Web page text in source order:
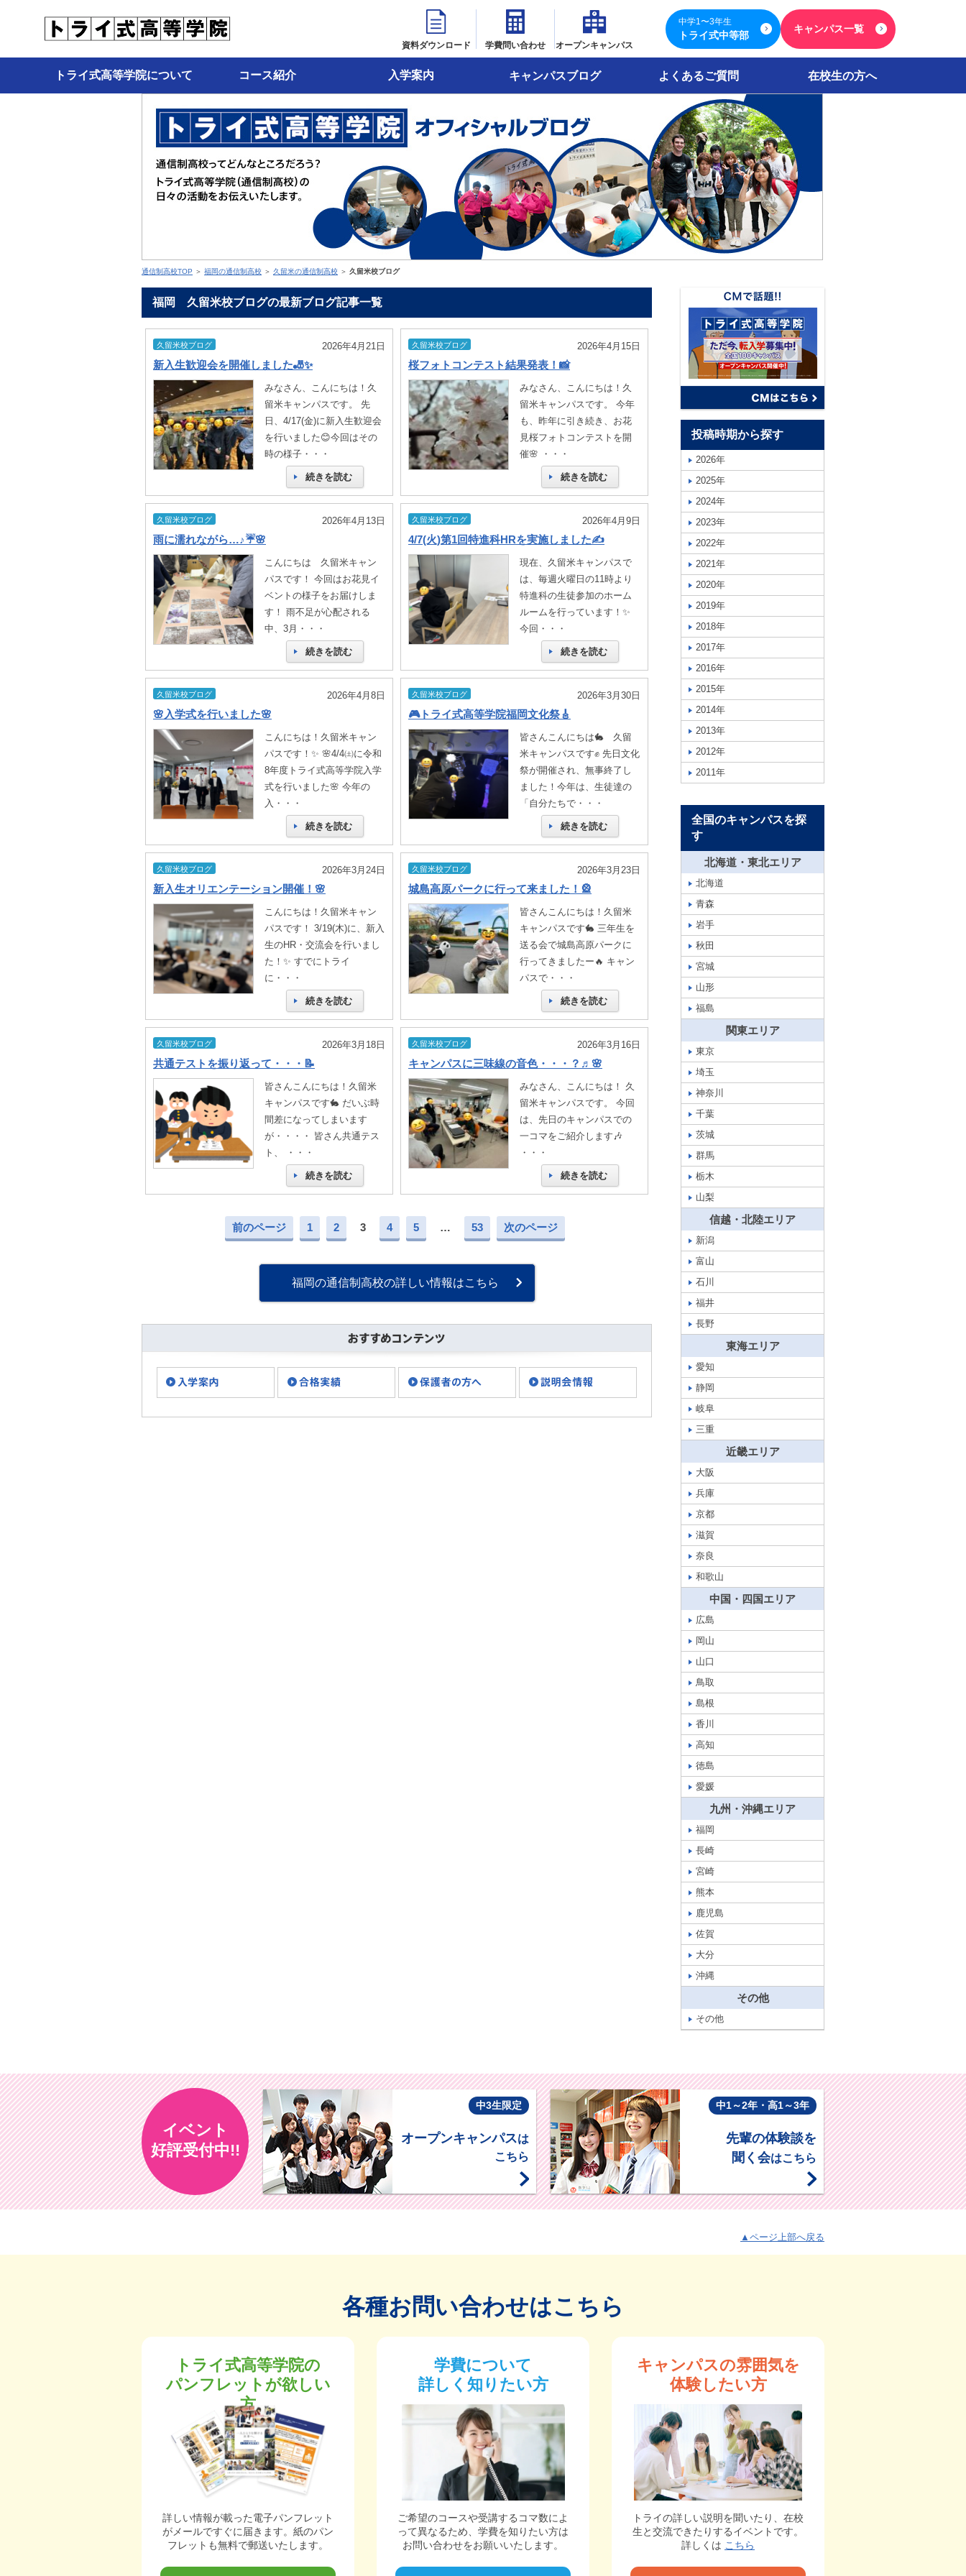
資料ダウンロード 学費問い合わせ オープンキャンパス
中学1〜3年生
トライ式中等部
キャンパス一覧
トライ式高等学院について コース紹介 入学案内 キャンパスブログ よくあるご質問 在校生の方へ
通信制高校TOP ＞ 福岡の通信制高校 ＞ 久留米の通信制高校 ＞ 久留米校ブログ
福岡 久留米校ブログの最新ブログ記事一覧
久留米校ブログ 2026年4月21日
新入生歓迎会を開催しました🎳✨
みなさん、こんにちは！久
留米キャンパスです。 先
日、4/17(金)に新入生歓迎会
を行いました😊今回はその
時の様子・・・
続きを読む
久留米校ブログ 2026年4月15日
桜フォトコンテスト結果発表！📸
みなさん、こんにちは！久
留米キャンパスです。 今年
も、昨年に引き続き、お花
見桜フォトコンテストを開
催🌸 ・・・
続きを読む
久留米校ブログ 2026年4月13日
雨に濡れながら…♪☔🌸
こんにちは 久留米キャン
パスです！ 今回はお花見イ
ベントの様子をお届けしま
す！ 雨不足が心配される
中、3月・・・
続きを読む
久留米校ブログ 2026年4月9日
4/7(火)第1回特進科HRを実施しました✍
現在、久留米キャンパスで
は、毎週火曜日の11時より
特進科の生徒参加のホーム
ルームを行っています！✨
今回・・・
続きを読む
久留米校ブログ 2026年4月8日
🌸入学式を行いました🌸
こんにちは！久留米キャン
パスです！✨ 🌸4/4㈯に令和
8年度トライ式高等学院入学
式を行いました🌸 今年の
入・・・
続きを読む
久留米校ブログ 2026年3月30日
🎮トライ式高等学院福岡文化祭🎸
皆さんこんにちは🐇 久留
米キャンパスです✊ 先日文化
祭が開催され、無事終了し
ました！今年は、生徒達の
「自分たちで・・・
続きを読む
久留米校ブログ 2026年3月24日
新入生オリエンテーション開催！🌸
こんにちは！久留米キャン
パスです！ 3/19(木)に、新入
生のHR・交流会を行いまし
た！✨ すでにトライ
に・・・
続きを読む
久留米校ブログ 2026年3月23日
城島高原パークに行って来ました！🎡
皆さんこんにちは！久留米
キャンパスです🐇 三年生を
送る会で城島高原パークに
行ってきましたー🔥 キャン
パスで・・・
続きを読む
久留米校ブログ 2026年3月18日
共通テストを振り返って・・・📝
皆さんこんにちは！久留米
キャンパスです🐇 だいぶ時
間差になってしまいます
が・・・・ 皆さん共通テス
ト、 ・・・
続きを読む
久留米校ブログ 2026年3月16日
キャンパスに三味線の音色・・・？♬🌸
みなさん、こんにちは！ 久
留米キャンパスです。 今回
は、先日のキャンパスでの
一コマをご紹介します🎶
・・・
続きを読む
前のページ 1 2 3 4 5 … 53 次のページ
福岡の通信制高校の詳しい情報はこちら
投稿時期から探す
2026年
2025年
2024年
2023年
2022年
2021年
2020年
2019年
2018年
2017年
2016年
2015年
2014年
2013年
2012年
2011年
全国のキャンパスを探
す
北海道・東北エリア
北海道
青森
岩手
秋田
宮城
山形
福島
関東エリア
東京
埼玉
神奈川
千葉
茨城
群馬
栃木
山梨
信越・北陸エリア
新潟
富山
石川
福井
長野
東海エリア
愛知
静岡
岐阜
三重
近畿エリア
大阪
兵庫
京都
滋賀
奈良
和歌山
中国・四国エリア
広島
岡山
山口
鳥取
島根
香川
高知
徳島
愛媛
九州・沖縄エリア
福岡
長崎
宮崎
熊本
鹿児島
佐賀
大分
沖縄
その他
その他
イベント
好評受付中!!
中3生限定
オープンキャンパスは
こちら
中1～2年・高1～3年
先輩の体験談を
聞く会はこちら
▲ページ上部へ戻る
各種お問い合わせはこちら
トライ式高等学院の
パンフレットが欲しい
方
詳しい情報が載った電子パンフレット
がメールですぐに届きます。紙のパン
フレットも無料で郵送いたします。
学費について
詳しく知りたい方
ご希望のコースや受講するコマ数によ
って異なるため、学費を知りたい方は
お問い合わせをお願いいたします。
キャンパスの雰囲気を
体験したい方
トライの詳しい説明を聞いたり、在校
生と交流できたりするイベントです。
詳しくは こちら